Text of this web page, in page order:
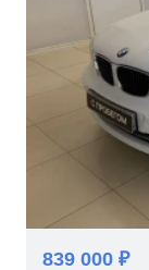
839 000 ₽